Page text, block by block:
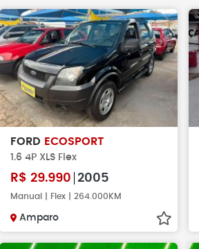
FORD ECOSPORT
1.6 4P XLS Flex
R$ 29.990 2005
Manual | Flex | 264.000KM
Amparo